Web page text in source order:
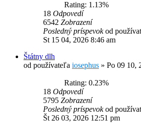
Rating: 1.13%
18 Odpovedí
6542 Zobrazení
Posledný príspevokod
St 15 04, 2026 8:46 am
Štátny dlh
od používateľa iosephus » Po 09 10,
Rating: 0.23%
18 Odpovedí
5795 Zobrazení
Posledný príspevokod
Št 26 03, 2026 12:51 pm